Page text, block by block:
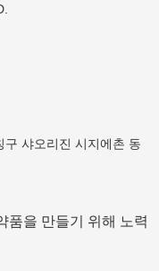
샤오리진 시지에촌 동
품을 만들기 위해 노력